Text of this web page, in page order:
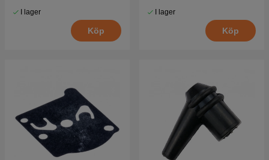
I lager
Köp
I lager
Köp